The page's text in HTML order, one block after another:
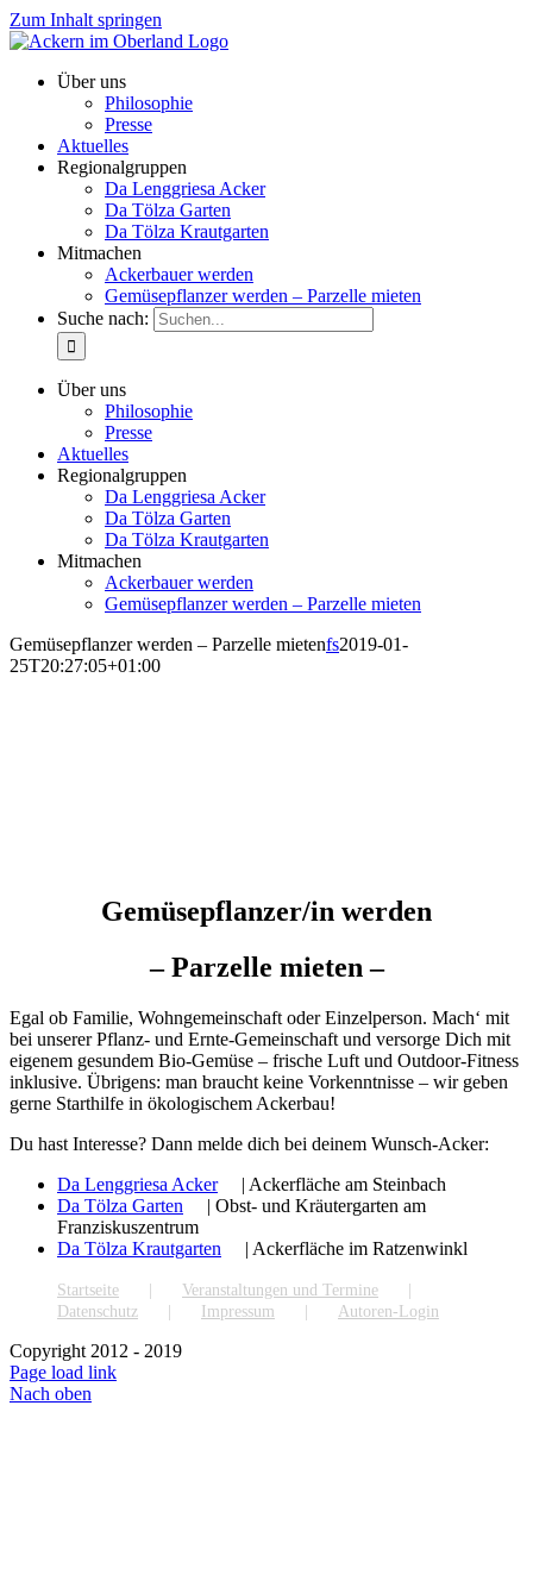
Zum Inhalt springen
Über uns
Philosophie
Presse
Aktuelles
Regionalgruppen
Da Lenggriesa Acker
Da Tölza Garten
Da Tölza Krautgarten
Mitmachen
Ackerbauer werden
Gemüsepflanzer werden – Parzelle mieten
Suche nach:
Über uns
Philosophie
Presse
Aktuelles
Regionalgruppen
Da Lenggriesa Acker
Da Tölza Garten
Da Tölza Krautgarten
Mitmachen
Ackerbauer werden
Gemüsepflanzer werden – Parzelle mieten
Gemüsepflanzer werden – Parzelle mietenfs2019-01-
25T20:27:05+01:00
Gemüsepflanzer/in werden
– Parzelle mieten –
Egal ob Familie, Wohngemeinschaft oder Einzelperson. Mach‘ mit
bei unserer Pflanz- und Ernte-Gemeinschaft und versorge Dich mit
eigenem gesundem Bio-Gemüse – frische Luft und Outdoor-Fitness
inklusive. Übrigens: man braucht keine Vorkenntnisse – wir geben
gerne Starthilfe in ökologischem Ackerbau!
Du hast Interesse? Dann melde dich bei deinem Wunsch-Acker:
Da Lenggriesa Acker| Ackerfläche am Steinbach
Da Tölza Garten | Obst- und Kräutergarten am
Franziskuszentrum
Da Tölza Krautgarten | Ackerfläche im Ratzenwinkl
Startseite
Veranstaltungen und Termine
Datenschutz
Impressum Autoren-Login
Copyright 2012 - 2019
Page load link
Nach oben